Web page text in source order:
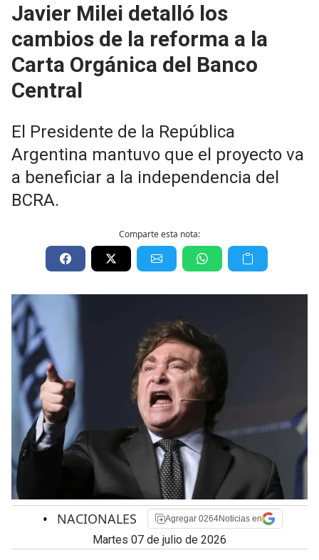
Javier Milei detalló los
cambios de la reforma a la
Carta Orgánica del Banco
Central
El Presidente de la República
Argentina mantuvo que el proyecto va
a beneficiar a la independencia del
BCRA.
Comparte esta nota:
• NACIONALES Agregar 0264Noticias en
martes 07 de julio de 2026